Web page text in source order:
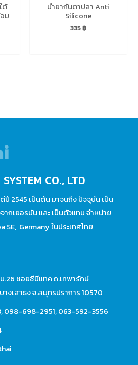
ต้
ม
นํายากันตาปลา Anti
Silicone
335฿
CO., LTD
ปี 2545 เป็นต้น มาจนถึง ปัจจุบัน เป็น
กเยอรมัน และ เป็นตัวแทน จำหน่าย
Germany ในประเทศไทย
.26 ซอยซีบีแทค ถ.เทพารักษ์
างเสาธง จ.สมุทรปราการ 10570
,098-698-2951,063-592-3556